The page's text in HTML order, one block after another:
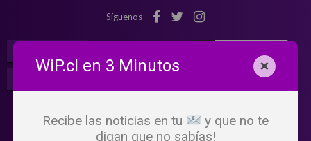
Síguenos
WiP.cl en 3 Minutos ×
Recibe las noticias en tu
y que no te
digan que no sabías!